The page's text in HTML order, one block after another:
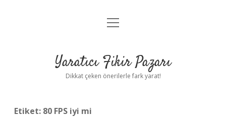
Anasayfa
Yasal Uyarı
menüyü
Yaratıcı Fikir Pazarı
Dikkat çeken önerilerle fark yarat!
Etiket: 80 FPS iyi mi